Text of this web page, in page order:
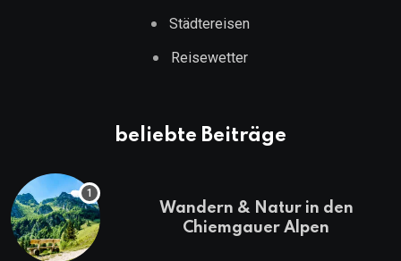
Städtereisen
Reisewetter
beliebte Beiträge
Wandern & Natur in den
Chiemgauer Alpen